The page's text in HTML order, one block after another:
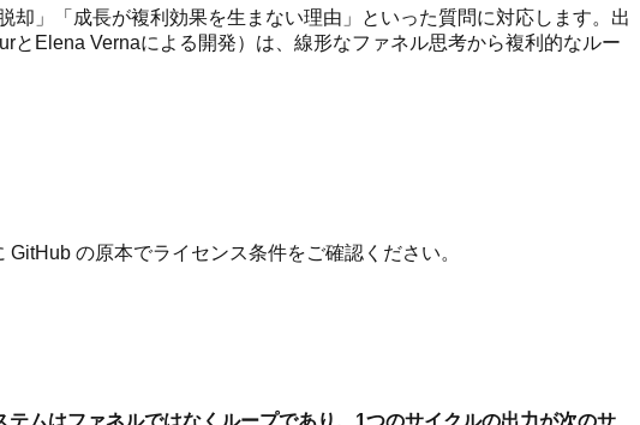
」「成長が複利効果を生まない理由」といった質問に対応します。出
Elena Vernaによる開発）は、線形なファネル思考から複利的なルー
の原本でライセンス条件をご確認ください。